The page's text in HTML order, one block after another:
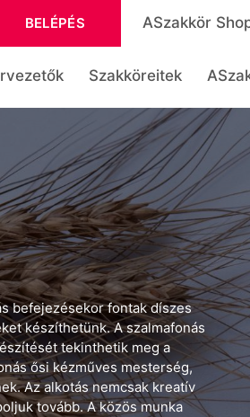
BELÉPÉS ASzakkör
Szakköreitek
befejezésekor fontak díszes
készíthetünk. A szalmafonás
tekinthetik meg a
ősi kézműves mesterség,
Az alkotás nemcsak kreatív
tovább. A közös munka